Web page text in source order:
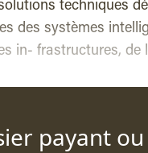
techniques
des systèmes
in- frastructures,
payant